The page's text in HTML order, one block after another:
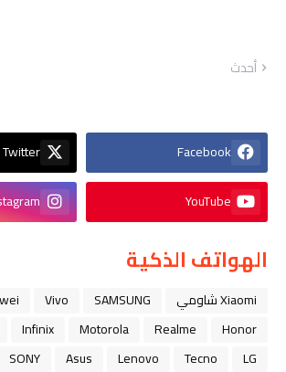
أحدث
Facebook
Twitter
YouTube
الهواتف الذكية
Xiaomi شاومي SAMSUNG
Vivo
Honor
Realme
Motorola
Infinix
LG
Tecno
Lenovo
Asus
SONY